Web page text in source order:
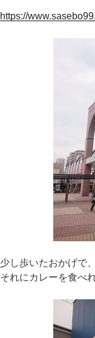
https://
少し歩いたおかげで
それにカレーを食べ